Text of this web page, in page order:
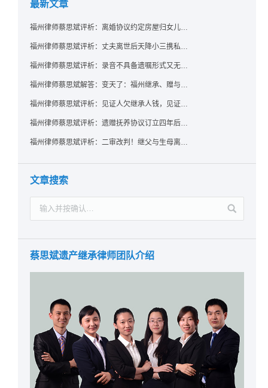
最新文章
福州律师蔡思斌评析：离婚协议约定房屋归女儿所有，父亲去世后继母能否拒绝过户？
福州律师蔡思斌评析：丈夫离世后天降小三携私生子争遗产，法院正义判决保住原配80%份额！
福州律师蔡思斌评析：录音不具备遗嘱形式又无法证明赠与意愿——法院：按法定继承处理
福州律师蔡思斌解答：变天了：福州继承、赠与房产转让要收20%个税？福州国税官方回复来了！
福州律师蔡思斌评析：见证人欠继承人钱，见证遗嘱还有效吗？
福州律师蔡思斌评析：遗赠抚养协议订立四年后丧失民事行为能力，协议有效吗？
福州律师蔡思斌评析：二审改判！继父与生母离婚后，曾受其抚养的继子女是否仍享有继承权？
文章搜索
蔡思斌遗产继承律师团队介绍